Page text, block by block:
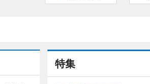
特集